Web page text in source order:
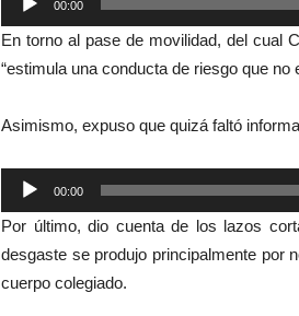
de
audio
00:00
En torno al pase de movilidad, del cual
“estimula una conducta de riesgo que no
Asimismo, expuso que quizá faltó
Reproductor
de
audio
00:00
Por último, dio cuenta de los lazos
desgaste se produjo principalmente por
cuerpo colegiado.